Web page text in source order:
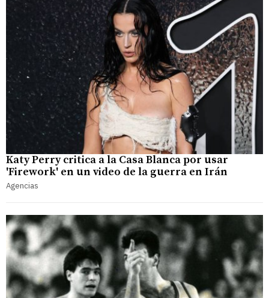
Katy Perry critica a la Casa Blanca por usar
'Firework' en un video de la guerra en Irán
Agencias